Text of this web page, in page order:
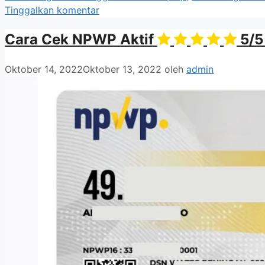
Tinggalkan komentar
Cara Cek NPWP Aktif 5/5
Oktober 14, 2022Oktober 13, 2022 oleh admin